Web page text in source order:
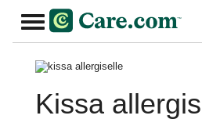
Kissa